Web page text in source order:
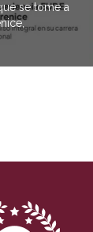
se tome a